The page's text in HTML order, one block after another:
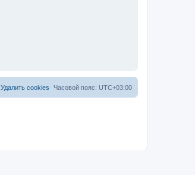
Часовой пояс: UTC+03:00
Удалить cookies